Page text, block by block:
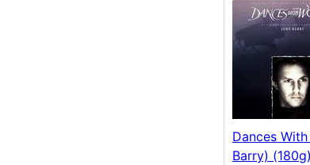
Dances
Barry)